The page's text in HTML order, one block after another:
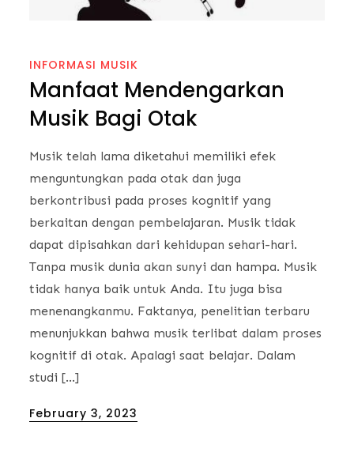
INFORMASI MUSIK
Manfaat Mendengarkan
Musik Bagi Otak
Musik telah lama diketahui memiliki efek
menguntungkan pada otak dan juga
berkontribusi pada proses kognitif yang
berkaitan dengan pembelajaran. Musik tidak
dapat dipisahkan dari kehidupan sehari-hari.
Tanpa musik dunia akan sunyi dan hampa. Musik
tidak hanya baik untuk Anda. Itu juga bisa
menenangkanmu. Faktanya, penelitian terbaru
menunjukkan bahwa musik terlibat dalam proses
kognitif di otak. Apalagi saat belajar. Dalam
studi […]
Posted
February 3, 2023